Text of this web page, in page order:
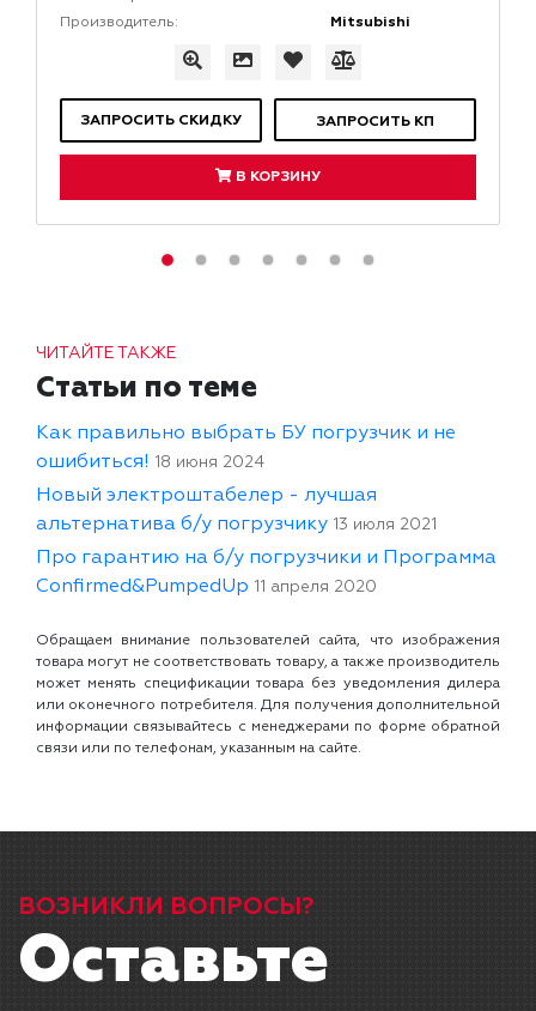
Производитель: Mitsubishi
ЗАПРОСИТЬ СКИДКУ ЗАПРОСИТЬ КП
В КОРЗИНУ
ЧИТАЙТЕ ТАКЖЕ
Статьи по теме
Как правильно выбрать БУ погрузчик и не
ошибиться! 18 июня 2024
Новый электроштабелер - лучшая
альтернатива б/у погрузчику 13 июля 2021
Про гарантию на б/у погрузчики и Программа
Confirmed&PumpedUp 11 апреля 2020
Обращаем внимание пользователей сайта, что изображения
товара могут не соответствовать товару, а также производитель
может менять спецификации товара без уведомления дилера
или оконечного потребителя. Для получения дополнительной
информации связывайтесь с менеджерами по форме обратной
связи или по телефонам, указанным на сайте.
ВОЗНИКЛИ ВОПРОСЫ?
Оставьте